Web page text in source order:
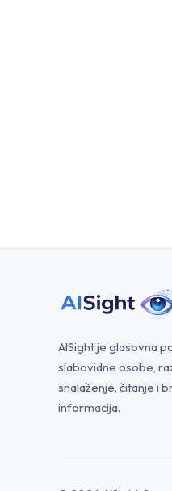
AISight je glasovna
slabovidne osobe,
snalaženje, čitanje i
informacija.